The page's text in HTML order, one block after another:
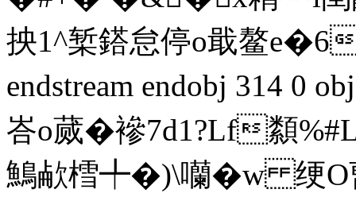
抰1^椠鎝怠停o戢鳌
endstream endobj 314 0
峇o蒇�襂7d1?Lf纇
鷠欳樰╇�)\囒�w 绠O